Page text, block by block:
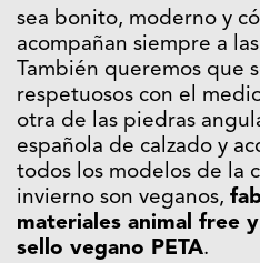
sea bonito, moderno y
acompañan siempre a
También queremos que
respetuosos con el
otra de las piedras
española de calzado y
todos los modelos de la
invierno son veganos,
materiales animal free
sello vegano PETA.